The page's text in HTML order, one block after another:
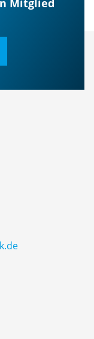
Mitglied